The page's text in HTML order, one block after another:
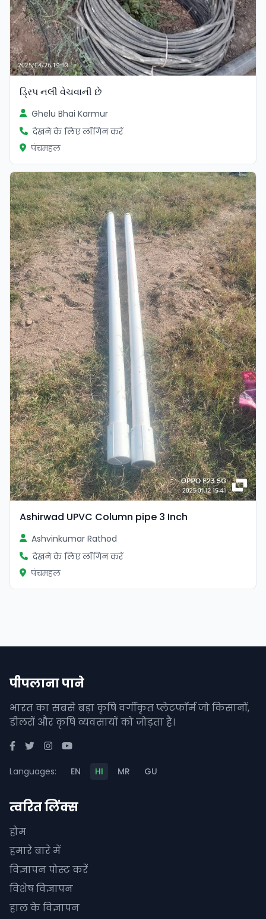
ડ્રિપ નલી વેચવાની છે
Ghelu Bhai Karmur
देखने के लिए लॉगिन करें
पंचमहल
Ashirwad UPVC Column pipe 3 Inch
Ashvinkumar Rathod
देखने के लिए लॉगिन करें
पंचमहल
पीपलाना पाने
भारत का सबसे बड़ा कृषि वर्गीकृत प्लेटफॉर्म जो किसानों,
डीलरों और कृषि व्यवसायों को जोड़ता है।
Languages: EN HI MR GU
त्वरित लिंक्स
होम
हमारे बारे में
विज्ञापन पोस्ट करें
विशेष विज्ञापन
हाल के विज्ञापन